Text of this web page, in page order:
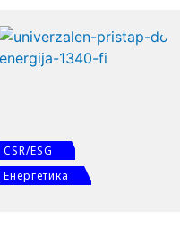
CSR/ESG
Енергетика